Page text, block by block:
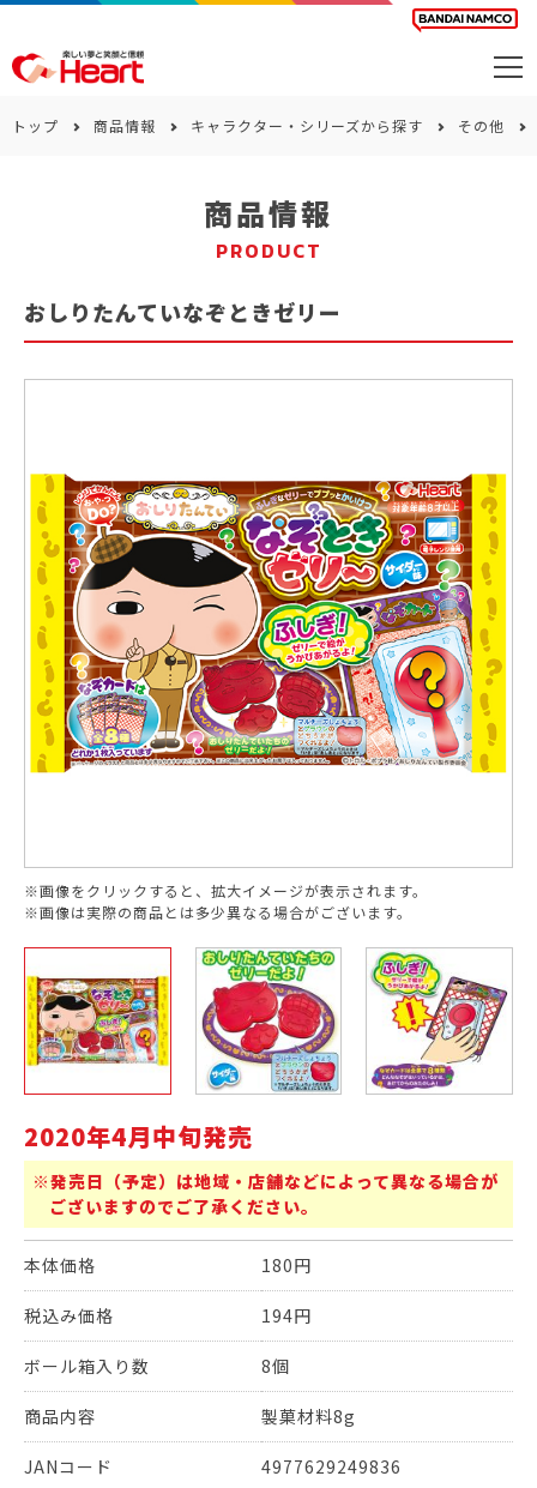
サステナビリティ
トップ 商品情報 キャラクター・シリーズから探す その他
商品情報
PRODUCT
おしりたんていなぞときゼリー
※画像をクリックすると、拡大イメージが表示されます。
※画像は実際の商品とは多少異なる場合がございます。
2020年4月中旬発売
※発売日（予定）は地域・店舗などによって異なる場合が
ございますのでご了承ください。
本体価格 180円
税込み価格 194円
ボール箱入り数 8個
商品内容 製菓材料8g
JANコード 4977629249836